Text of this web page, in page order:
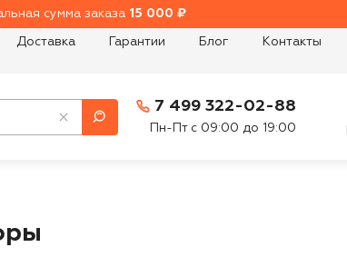
сумма заказа 15 000 ₽
Доставка Гарантии Блог Контакты
7 499 322-02-88
Пн-Пт с 09:00 до 19:00